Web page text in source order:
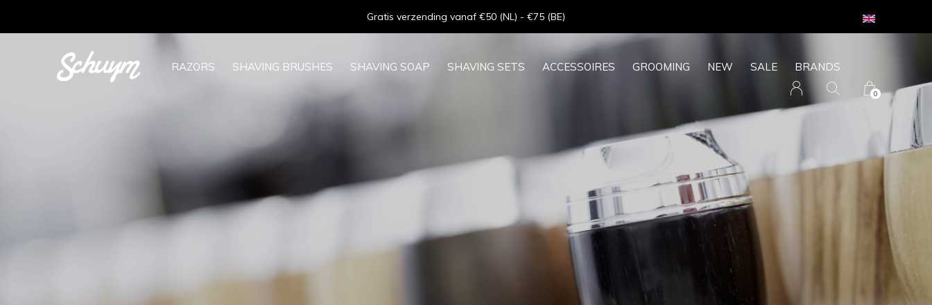
RAZORS SHAVING BRUSHES SHAVING SOAP SHAVING SETS ACCESSOIRES GROOMING NEW SALE BRANDS
0
Gratis verzending vanaf €50 (NL) - €75 (BE)